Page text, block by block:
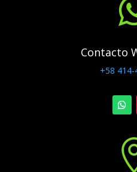
Contacto
+58 414-